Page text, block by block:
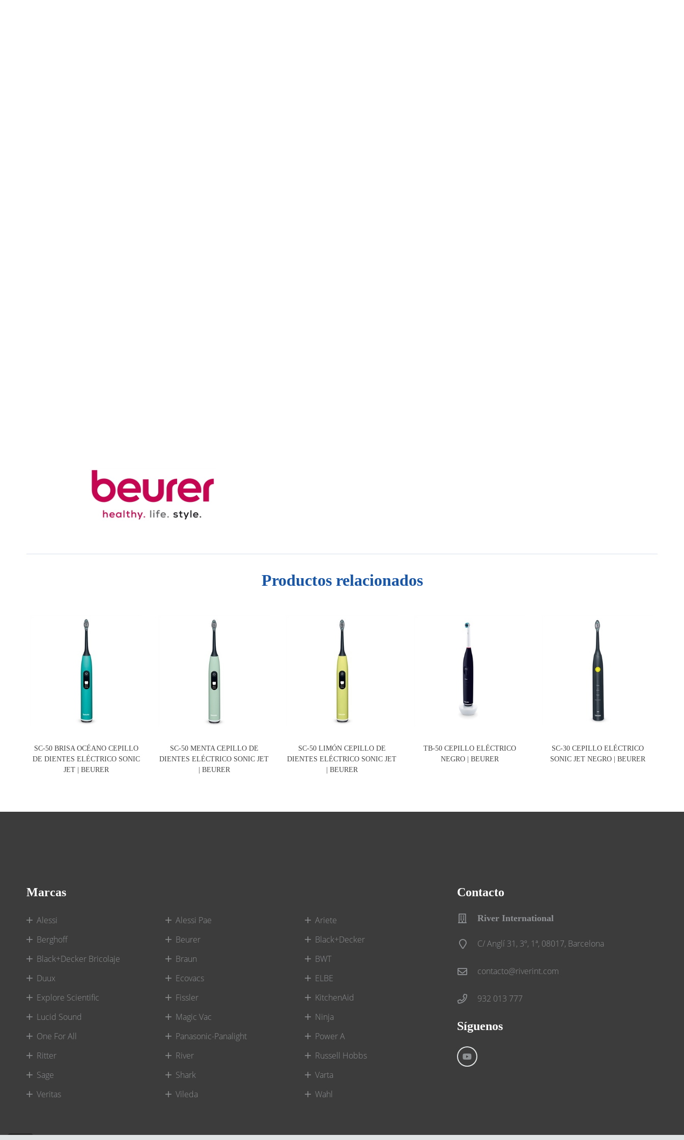
Productos relacionados
SC-50 BRISA OCÉANO CEPILLO
DE DIENTES ELÉCTRICO SONIC
JET | BEURER
SC-50 MENTA CEPILLO DE
DIENTES ELÉCTRICO SONIC JET
| BEURER
SC-50 LIMÓN CEPILLO DE
DIENTES ELÉCTRICO SONIC JET
| BEURER
TB-50 CEPILLO ELÉCTRICO
NEGRO | BEURER
SC-30 CEPILLO ELÉCTRICO
SONIC JET NEGRO | BEURER
Marcas
Alessi Alessi Pae
Ariete
Berghoff
Beurer
Black+Decker
Black+Decker Bricolaje
Braun
BWT
Duux
Ecovacs
ELBE
Explore Scientific
Fissler
KitchenAid
Lucid Sound
Magic Vac
Ninja
One For All
Panasonic-Panalight
Power A
Ritter
River
Russell Hobbs
Sage
Shark
Varta
Veritas
Vileda Wahl
Contacto
River International
C/ Anglí 31, 3º, 1ª, 08017, Barcelona
contacto@riverint.com
932 013 777
Síguenos